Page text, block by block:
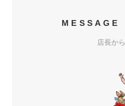
MESSAGE
店長か